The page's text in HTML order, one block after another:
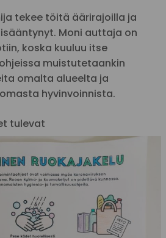
tekee töitä äärirajoilla ja
Moni auttaja on
koska kuuluu itse
muistutetaankin
omalta alueelta ja
hyvinvoinnista.
tulevat